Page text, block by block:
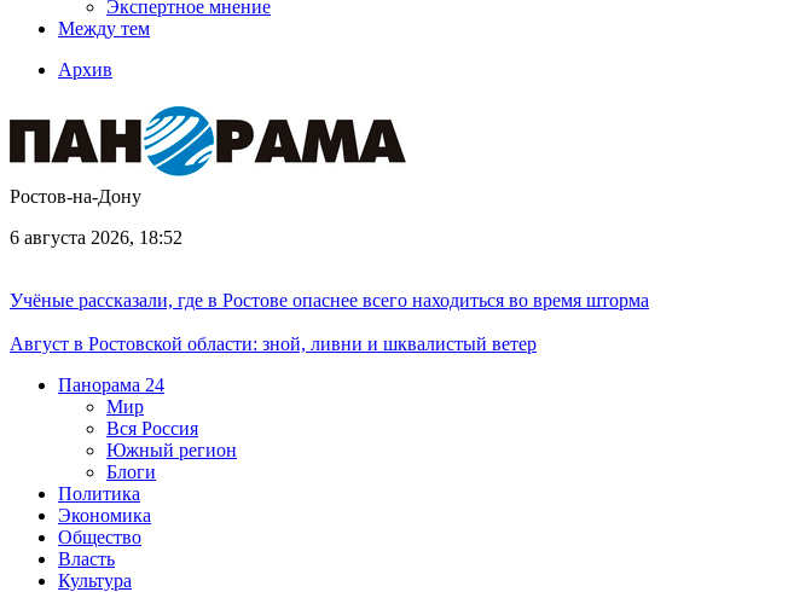
Экспертное мнение
Между тем
Архив
Ростов-на-Дону
6 августа 2026, 18:52
Учёные рассказали, где в Ростове опаснее всего находиться во время шторма
Август в Ростовской области: зной, ливни и шквалистый ветер
Панорама 24
Мир
Вся Россия
Южный регион
Блоги
Политика
Экономика
Общество
Власть
Культура